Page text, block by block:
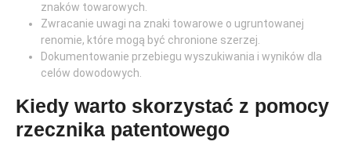
znaków towarowych.
Zwracanie uwagi na znaki towarowe o ugruntowanej
renomie, które mogą być chronione szerzej.
Dokumentowanie przebiegu wyszukiwania i wyników dla
celów dowodowych.
Kiedy warto skorzystać z pomocy
rzecznika patentowego